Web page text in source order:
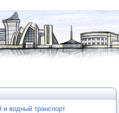
водный транспорт